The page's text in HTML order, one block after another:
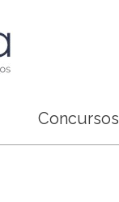
Concursos